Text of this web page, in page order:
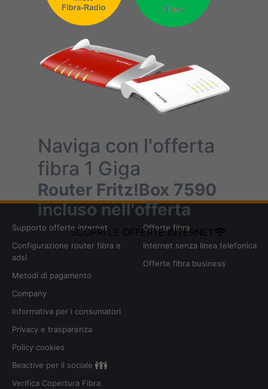
Naviga con l'offerta
fibra 1 Giga
Router Fritz!Box 7590
incluso nell'offerta
SCOPRI LE OFFERTE INTERNET
Supporto offerte internet
Configurazione router fibra e
adsl
Metodi di pagamento
Company
Informativa per i consumatori
Privacy e trasparenza
Policy cookies
Beactive per il sociale
Offerte fibra
Internet senza linea telefonica
Offerte fibra business
Verifica Copertura Fibra